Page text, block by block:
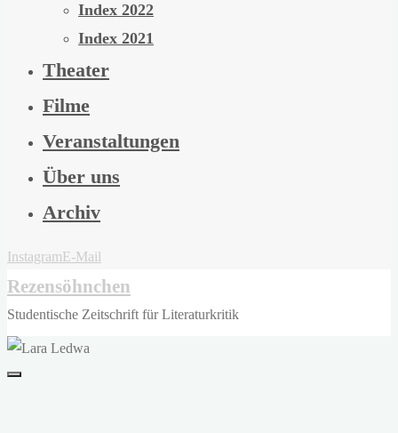
Index 2022
Index 2021
Theater
Filme
Veranstaltungen
Über uns
Archiv
InstagramE-Mail
Rezensöhnchen
Studentische Zeitschrift für Literaturkritik